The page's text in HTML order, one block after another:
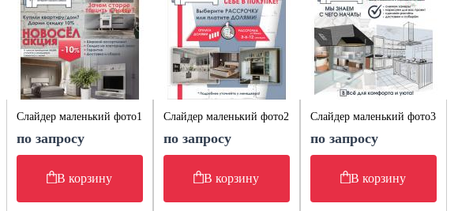
Слайдер маленький фото1
по запросу
В корзину
Слайдер маленький фото2
по запросу
В корзину
Слайдер маленький фото3
по запросу
В корзину